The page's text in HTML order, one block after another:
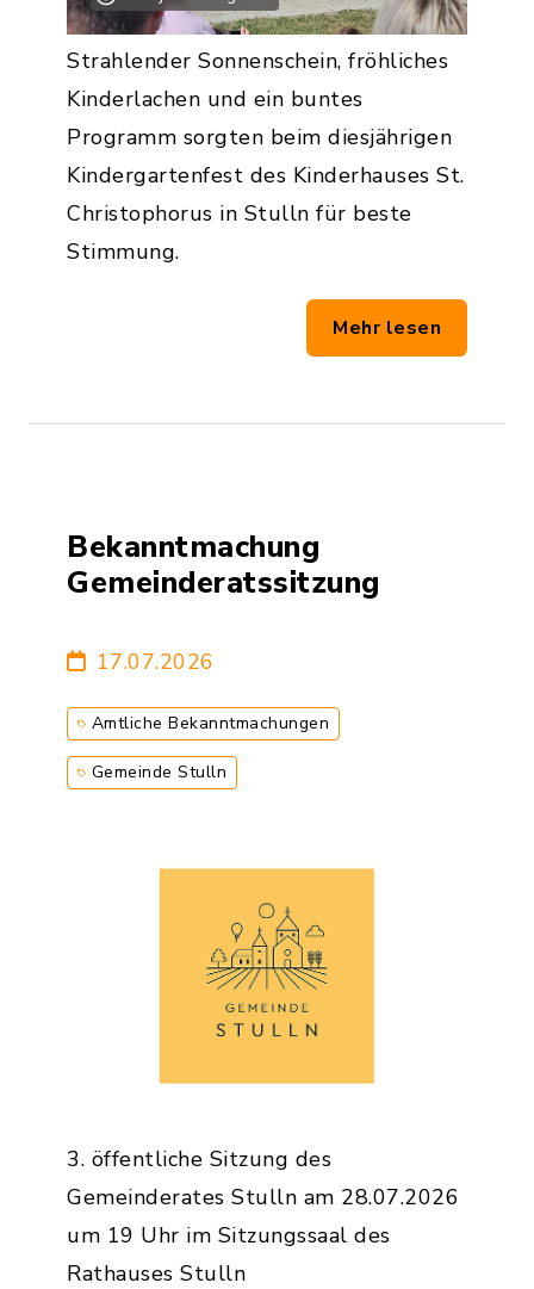
Strahlender Sonnenschein, fröhliches
Kinderlachen und ein buntes
Programm sorgten beim diesjährigen
Kindergartenfest des Kinderhauses St.
Christophorus in Stulln für beste
Stimmung.
Mehr lesen
Bekanntmachung
Gemeinderatssitzung
17.07.2026
Amtliche Bekanntmachungen
Gemeinde Stulln
3. öffentliche Sitzung des
Gemeinderates Stulln am 28.07.2026
um 19 Uhr im Sitzungssaal des
Rathauses Stulln